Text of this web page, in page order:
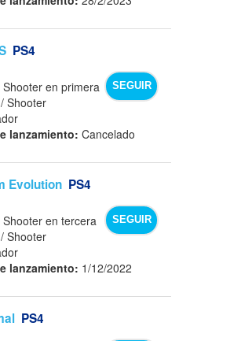
PS4
SEGUIR
Shooter en primera
Shooter
lanzamiento: Cancelado
Evolution PS4
SEGUIR
Shooter en tercera
Shooter
lanzamiento: 1/12/2022
PS4